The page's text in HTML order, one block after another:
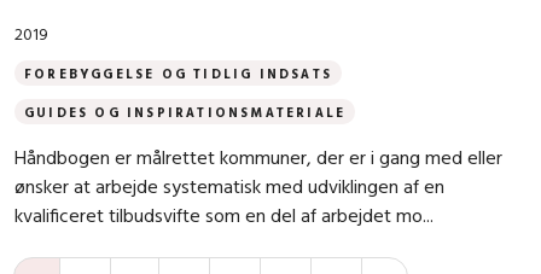
2019
FOREBYGGELSE OG TIDLIG INDSATS
GUIDES OG INSPIRATIONSMATERIALE
Håndbogen er målrettet kommuner, der er i gang med eller
ønsker at arbejde systematisk med udviklingen af en
kvalificeret tilbudsvifte som en del af arbejdet mo...